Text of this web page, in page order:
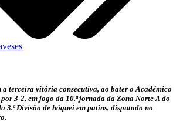
terceira vitória consecutiva, ao bater o Académico
3-2, em jogo da 10.ª jornada da Zona Norte A do
3.ª Divisão de hóquei em patins, disputado no